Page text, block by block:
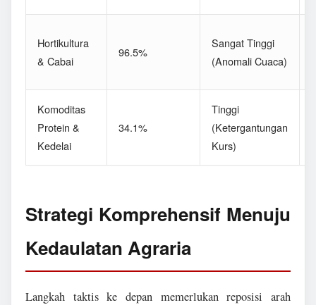
Hortikultura
& Cabai
96.5%
Sangat Tinggi
(Anomali Cuaca)
Komoditas
Protein &
Kedelai
34.1%
Tinggi
(Ketergantungan
Kurs)
Strategi Komprehensif Menuju
Kedaulatan Agraria
Langkah taktis ke depan memerlukan reposisi arah